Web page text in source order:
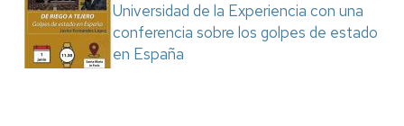
Universidad de la Experiencia con una
conferencia sobre los golpes de estado
en España